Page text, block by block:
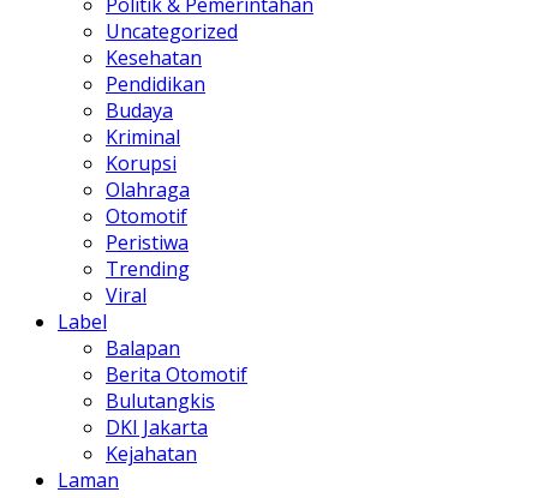
Uncategorized
Kesehatan
Pendidikan
Budaya
Kriminal
Korupsi
Olahraga
Otomotif
Peristiwa
Trending
Viral
Label
Balapan
Berita Otomotif
Bulutangkis
DKI Jakarta
Kejahatan
Laman